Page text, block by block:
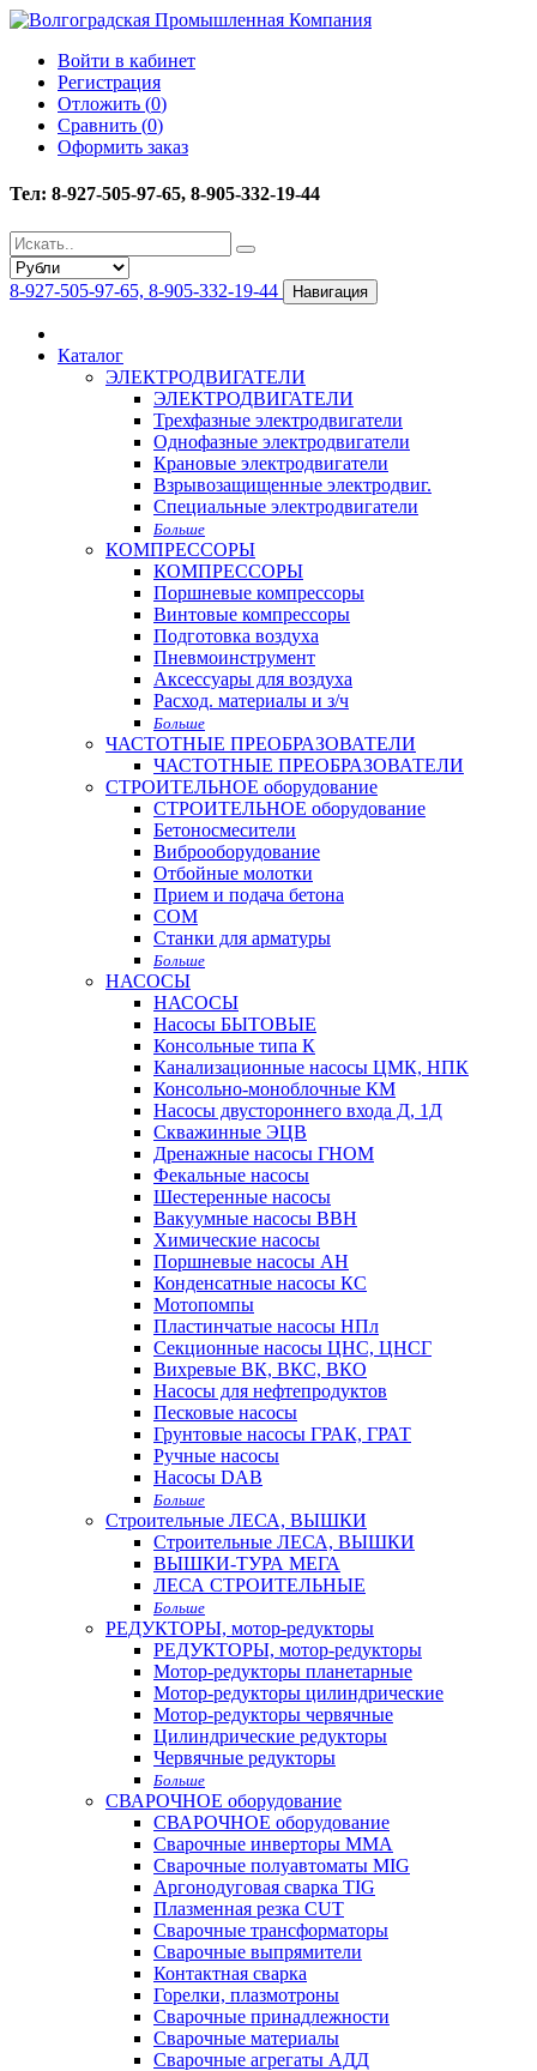
Войти в кабинет
Регистрация
Отложить (0)
Сравнить (0)
Оформить заказ
Тел: 8-927-505-97-65, 8-905-332-19-44
8-927-505-97-65, 8-905-332-19-44 Навигация
Каталог
ЭЛЕКТРОДВИГАТЕЛИ
ЭЛЕКТРОДВИГАТЕЛИ
Трехфазные электродвигатели
Однофазные электродвигатели
Крановые электродвигатели
Взрывозащищенные электродвиг.
Специальные электродвигатели
Больше
КОМПРЕССОРЫ
КОМПРЕССОРЫ
Поршневые компрессоры
Винтовые компрессоры
Подготовка воздуха
Пневмоинструмент
Аксессуары для воздуха
Расход. материалы и з/ч
Больше
ЧАСТОТНЫЕ ПРЕОБРАЗОВАТЕЛИ
ЧАСТОТНЫЕ ПРЕОБРАЗОВАТЕЛИ
СТРОИТЕЛЬНОЕ оборудование
СТРОИТЕЛЬНОЕ оборудование
Бетоносмесители
Виброоборудование
Отбойные молотки
Прием и подача бетона
СОМ
Станки для арматуры
Больше
НАСОСЫ
НАСОСЫ
Насосы БЫТОВЫЕ
Консольные типа К
Канализационные насосы ЦМК, НПК
Консольно-моноблочные КМ
Насосы двустороннего входа Д, 1Д
Скважинные ЭЦВ
Дренажные насосы ГНОМ
Фекальные насосы
Шестеренные насосы
Вакуумные насосы ВВН
Химические насосы
Поршневые насосы АН
Конденсатные насосы КС
Мотопомпы
Пластинчатые насосы НПл
Секционные насосы ЦНС, ЦНСГ
Вихревые ВК, ВКС, ВКО
Насосы для нефтепродуктов
Песковые насосы
Грунтовые насосы ГРАК, ГРАТ
Ручные насосы
Насосы DAB
Больше
Строительные ЛЕСА, ВЫШКИ
Строительные ЛЕСА, ВЫШКИ
ВЫШКИ-ТУРА МЕГА
ЛЕСА СТРОИТЕЛЬНЫЕ
Больше
РЕДУКТОРЫ, мотор-редукторы
РЕДУКТОРЫ, мотор-редукторы
Мотор-редукторы планетарные
Мотор-редукторы цилиндрические
Мотор-редукторы червячные
Цилиндрические редукторы
Червячные редукторы
Больше
СВАРОЧНОЕ оборудование
СВАРОЧНОЕ оборудование
Сварочные инверторы MMA
Сварочные полуавтоматы MIG
Аргонодуговая сварка TIG
Плазменная резка CUT
Сварочные трансформаторы
Сварочные выпрямители
Контактная сварка
Горелки, плазмотроны
Сварочные принадлежности
Сварочные материалы
Сварочные агрегаты АДД